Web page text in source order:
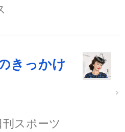
きっかけ
刊スポーツ